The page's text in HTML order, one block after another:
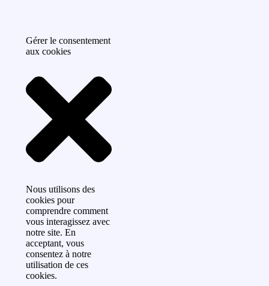
Gérer le consentement
aux cookies
Nous utilisons des
cookies pour
comprendre comment
vous interagissez avec
notre site. En
acceptant, vous
consentez à notre
utilisation de ces
cookies.